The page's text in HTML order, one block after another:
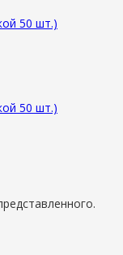
50 шт.)
50 шт.)